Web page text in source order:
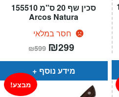
סכין שף 20 ס"מ 155510
Arcos Natura
חסר במלאי
₪599 המחיר
המקורי
היה:
₪599.
₪299
הוא:
מידע נוסף
מבצע!